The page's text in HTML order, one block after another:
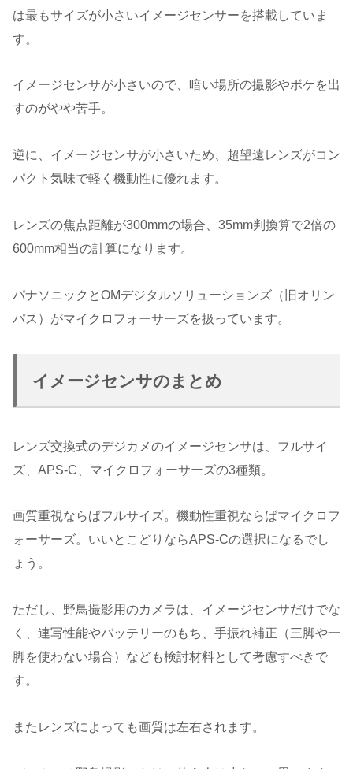
は最もサイズが小さいイメージセンサーを搭載していま
す。
イメージセンサが小さいので、暗い場所の撮影やボケを出
すのがやや苦手。
逆に、イメージセンサが小さいため、超望遠レンズがコン
パクト気味で軽く機動性に優れます。
レンズの焦点距離が300mmの場合、35mm判換算で2倍の
600mm相当の計算になります。
パナソニックとOMデジタルソリューションズ（旧オリン
パス）がマイクロフォーサーズを扱っています。
イメージセンサのまとめ
レンズ交換式のデジカメのイメージセンサは、フルサイ
ズ、APS-C、マイクロフォーサーズの3種類。
画質重視ならばフルサイズ。機動性重視ならばマイクロフ
ォーサーズ。いいとこどりならAPS-Cの選択になるでし
ょう。
ただし、野鳥撮影用のカメラは、イメージセンサだけでな
く、連写性能やバッテリーのもち、手振れ補正（三脚や一
脚を使わない場合）なども検討材料として考慮すべきで
す。
またレンズによっても画質は左右されます。